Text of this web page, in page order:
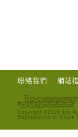
聯絡我們 網站
Copyright ©2013 Job
Reproduction in Whole